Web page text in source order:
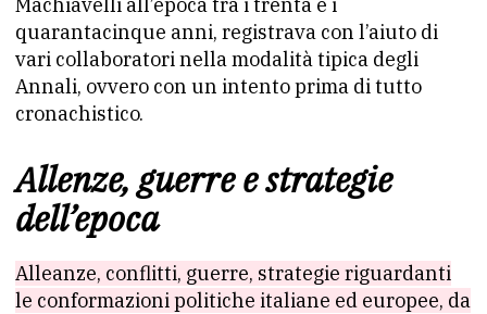
quarantacinque anni, registrava con l’aiuto di
vari collaboratori nella modalità tipica degli
Annali, ovvero con un intento prima di tutto
cronachistico.
Allenze, guerre e strategie
dell’epoca
Alleanze, conflitti, guerre, strategie riguardanti
le conformazioni politiche italiane ed europee, da